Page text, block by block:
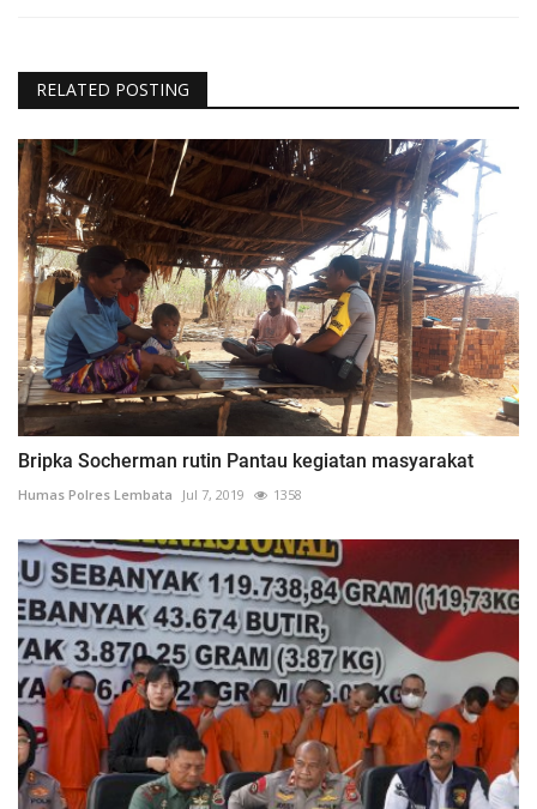
RELATED POSTING
Bripka Socherman rutin Pantau kegiatan masyarakat
Humas Polres Lembata Jul 7, 2019 1358